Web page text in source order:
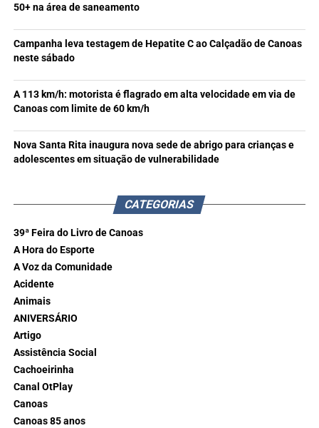
50+ na área de saneamento
Campanha leva testagem de Hepatite C ao Calçadão de Canoas
neste sábado
A 113 km/h: motorista é flagrado em alta velocidade em via de
Canoas com limite de 60 km/h
Nova Santa Rita inaugura nova sede de abrigo para crianças e
adolescentes em situação de vulnerabilidade
CATEGORIAS
39ª Feira do Livro de Canoas
A Hora do Esporte
A Voz da Comunidade
Acidente
Animais
ANIVERSÁRIO
Artigo
Assistência Social
Cachoeirinha
Canal OtPlay
Canoas
Canoas 85 anos